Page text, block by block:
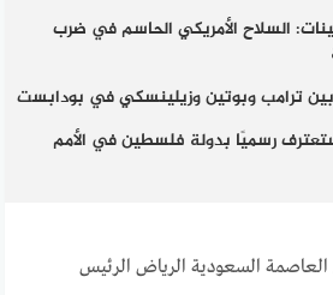
السلاح الأمريكي الحاسم في ضرب
ترامب وبوتين وزيلينسكي في بودابست
رسميًا بدولة فلسطين في الأمم
تستقبل العاصمة السعودية الرياض الرئيس